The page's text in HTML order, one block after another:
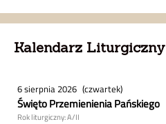
Kalendarz Liturgiczny